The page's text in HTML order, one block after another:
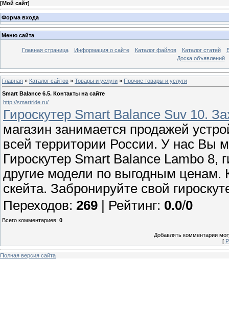
[Мой сайт]
Форма входа
Меню сайта
Главная страница Информация о сайте Каталог файлов Каталог статей
Доска объявлений
Главная » Каталог сайтов » Товары и услуги » Прочие товары и услуги
Smart Balance 6.5. Контакты на сайте
http://smartride.ru/
Гироскутер Smart Balance Suv 10.
магазин занимается продажей
всей территории России. У нас Вы
Гироскутер Smart Balance Lambo 8,
другие модели по выгодным ценам.
скейта. Забронируйте свой
Переходов: 269 | Рейтинг: 0.0/0
Всего комментариев: 0
Добавлять комментарии
[
Полная версия сайта